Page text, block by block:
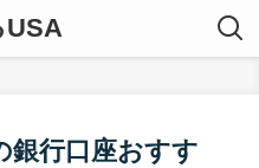
USA
銀行口座おすす